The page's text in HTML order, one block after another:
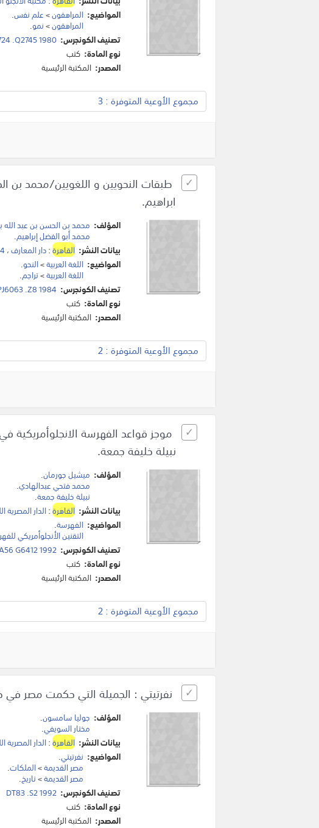
المواضيع: المراهقون>علم نفس.
المراهقون>نمو.
تصنيف الكونجرس: .Q2745 1980
نوع المادة: كتب
المصدر: المكتبة الرئيسية
مجموع الأوعية المتوفرة : 3
طبقات النحويين و اللغويين/محمد بن
ابراهيم.
المؤلف: محمد بن الحسن بن عبد الله
محمد أبو الفضل إبراهيم.
بيانات النشر: القاهرة:دار المعارف،
المواضيع: اللغة العربية>النحو.
اللغة العربية>تراجم.
تصنيف الكونجرس: .Z8 1984
نوع المادة: كتب
المصدر: المكتبة الرئيسية
مجموع الأوعية المتوفرة : 2
موجز قواعد الفهرسة الانجلوأمريكية
نبيلة خليفة جمعة.
المؤلف: ميشيل جورمان.
محمد فتحي عبدالهادي.
نبيلة خليفة جمعة.
بيانات النشر: القاهرة:الدار المصرية
المواضيع: الفهرسة.
التقنين الأنجلوأمريكي
تصنيف الكونجرس: G6412 1992
نوع المادة: كتب
المصدر: المكتبة الرئيسية
مجموع الأوعية المتوفرة : 2
نفرتيتي : الجميلة التي حكمت مصر في
المؤلف: جوليا سامسون.
مختار السويفي.
بيانات النشر: القاهرة:الدار المصرية
المواضيع: نفرتيتي.
مصر القديمة>الملكات.
مصر القديمة>تاريخ.
تصنيف الكونجرس: DT83 .S2 1992
نوع المادة: كتب
المصدر: المكتبة الرئيسية